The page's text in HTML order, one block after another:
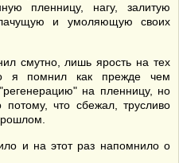
пленницу, нагу, залитую
и умоляющую своих
смутно, лишь ярость на тех
я помнил как прежде чем
на пленницу, но
что сбежал, трусливо
и на этот раз напомнило о